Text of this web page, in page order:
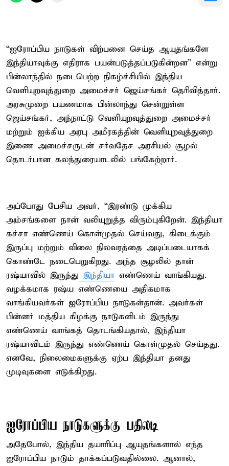
“ஐரோப்பிய நாடுகள் விற்பனை செய்த ஆயுதங்களே
இந்தியாவுக்கு எதிராக பயன்படுத்தப்படுகின்றன” என்று
பின்லாந்தில் நடைபெற்ற நிகழ்ச்சியில் இந்திய
வெளியுறவுத்துறை அமைச்சர் ஜெய்சங்கர் தெரிவித்தார்.
அரசுமுறை பயணமாக பின்லாந்து சென்றுள்ள
ஜெய்சங்கர், அந்நாட்டு வெளியுறவுத்துறை அமைச்சர்
மற்றும் ஐக்கிய அரபு அமீரகத்தின் வெளியுறவுத்துறை
இணை அமைச்சருடன் சர்வதேச அரசியல் சூழல்
தொடர்பான கலந்துரையாடலில் பங்கேற்றார்.
அப்போது பேசிய அவர், “இரண்டு முக்கிய
அம்சங்களை நான் வலியுறுத்த விரும்புகிறேன். இந்தியா
கச்சா எண்ணெய் கொள்முதல் செய்வது, கிடைக்கும்
இருப்பு மற்றும் விலை நிலவரத்தை அடிப்படையாகக்
கொண்டே நடைபெறுகிறது. அந்த சூழலில் தான்
ரஷ்யாவில் இருந்து இந்தியா எண்ணெய் வாங்கியது.
வழக்கமாக ரஷ்ய எண்ணெயை அதிகமாக
வாங்கியவர்கள் ஐரோப்பிய நாடுகள்தான். அவர்கள்
பின்னர் மத்திய கிழக்கு நாடுகளிடம் இருந்து
எண்ணெய் வாங்கத் தொடங்கியதால், இந்தியா
ரஷ்யாவிடம் இருந்து எண்ணெய் கொள்முதல் செய்தது.
எனவே, நிலைமைகளுக்கு ஏற்ப இந்தியா தனது
முடிவுகளை எடுக்கிறது.
ஐரோப்பிய நாடுகளுக்கு பதிலடி
அதேபோல், இந்திய தயாரிப்பு ஆயுதங்களால் எந்த
ஐரோப்பிய நாடும் தாக்கப்படுவதில்லை. ஆனால்,